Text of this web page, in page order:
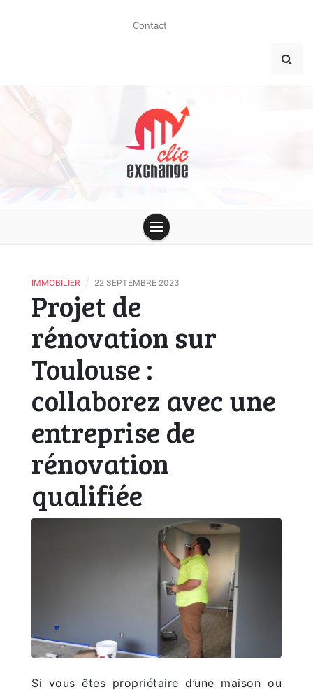
Contact
clic-
IMMOBILIER / 22 SEPTEMBRE 2023
Projet de
rénovation sur
Toulouse :
collaborez avec une
entreprise de
rénovation
qualifiée
Si vous êtes propriétaire d’une maison ou